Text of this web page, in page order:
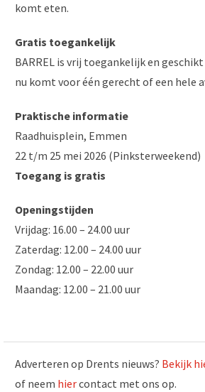
komt eten.
Gratis toegankelijk
BARREL is vrij toegankelijk en
nu komt voor één gerecht of een hele
Praktische informatie
Raadhuisplein, Emmen
22 t/m 25 mei 2026 (Pinksterweekend)
Toegang is gratis
Openingstijden
Vrijdag: 16.00 – 24.00 uur
Zaterdag: 12.00 – 24.00 uur
Zondag: 12.00 – 22.00 uur
Maandag: 12.00 – 21.00 uur
Adverteren op Drents nieuws? Bekijk
of neem hiercontact met ons op.